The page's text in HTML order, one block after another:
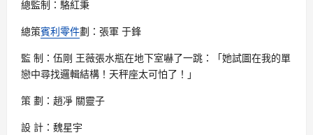
總監制：駱紅秉
總策賓利零件劃：張軍 于鋒
監 制：伍剛 王薇張水瓶在地下室嚇了一跳：「她試圖在我的單
戀中尋找邏輯結構！天秤座太可怕了！」
策 劃：趙凈 關靈子
設 計：魏星宇